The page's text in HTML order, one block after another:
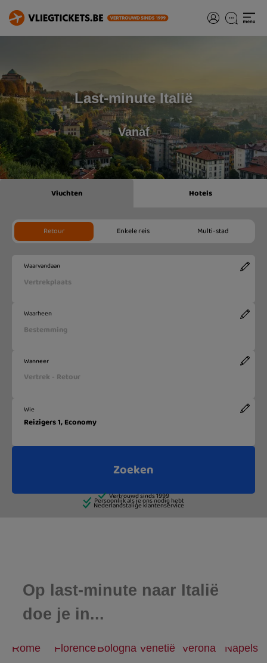
Last-minute Italië
Vanaf
Op last-minute naar Italië
doe je in...
Rome Florence Bologna Venetië Verona Napels